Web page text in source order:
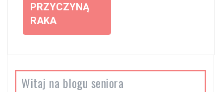
w
p
y
PRZYCZYNĄ
RAKA
Witaj na blogu seniora